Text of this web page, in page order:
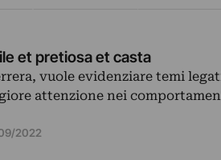
et pretiosa et casta
vuole evidenziare temi
attenzione nei
2022